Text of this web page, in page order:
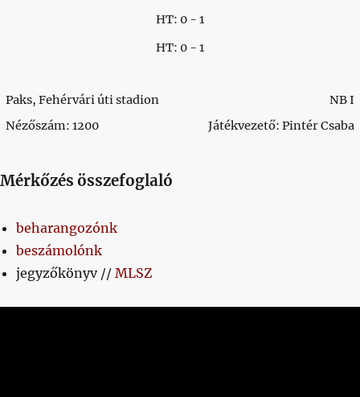
HT: 0 - 1
HT: 0 - 1
Paks, Fehérvári úti stadion
Nézőszám: 1200
NB I
Játékvezető: Pintér Csaba
Mérkőzés összefoglaló
beharangozónk
beszámolónk
jegyzőkönyv // MLSZ